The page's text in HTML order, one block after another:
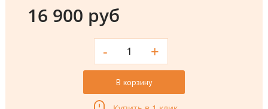
16 900 руб
- +
В корзину